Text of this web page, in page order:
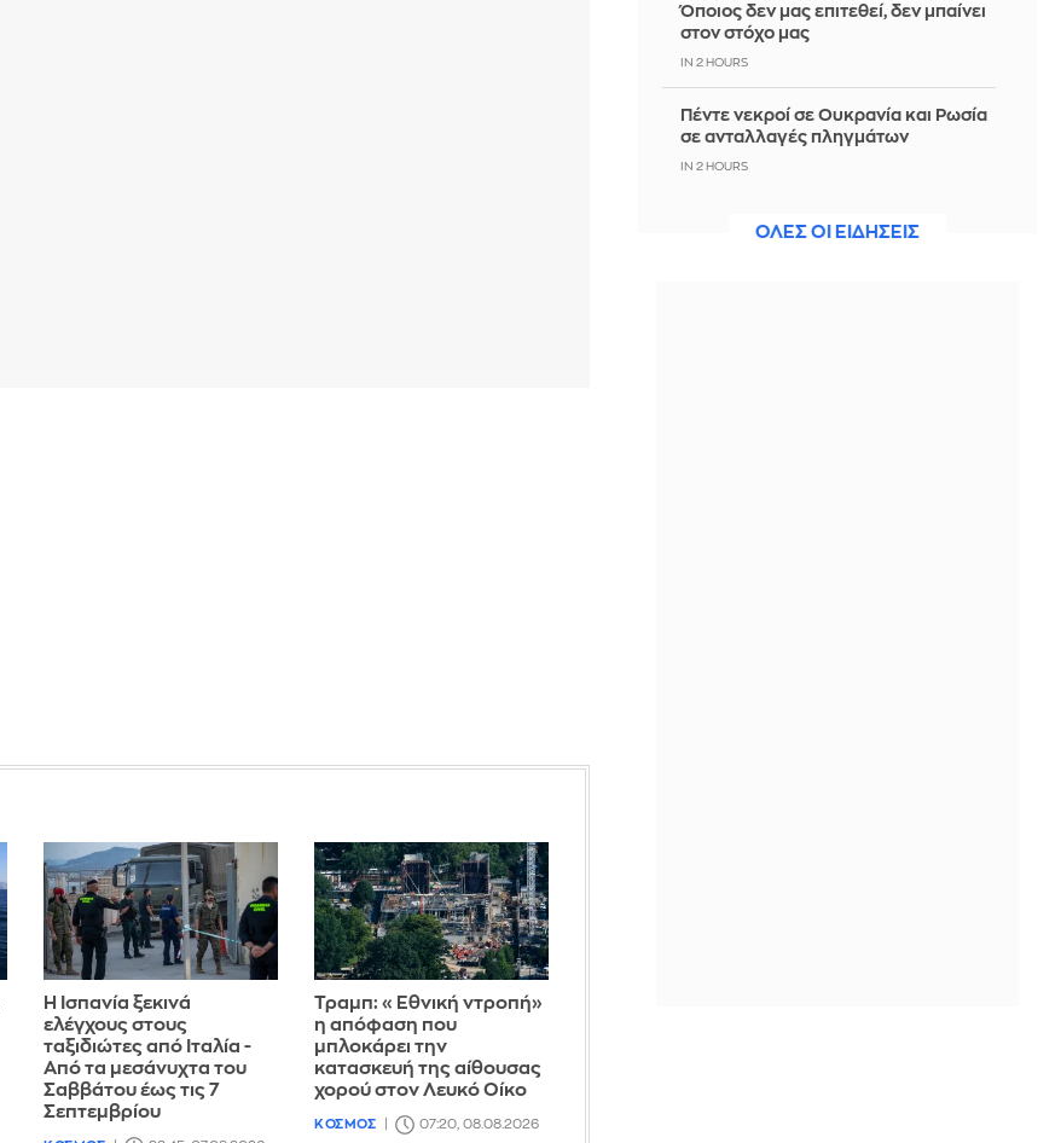
Η Ισπανία ξεκινά
ελέγχους στους
ταξιδιώτες από Ιταλία -
Από τα μεσάνυχτα του
Σαββάτου έως τις 7
Σεπτεμβρίου
Τραμπ: «Εθνική ντροπή»
η απόφαση που
μπλοκάρει την
κατασκευή της αίθουσας
χορού στον Λευκό Οίκο
ΚΟΣΜΟΣ 07:20, 08.08.2026
Όποιος δεν μας επιτεθεί, δεν μπαίνει
στον στόχο μας
IN 2 HOURS
Πέντε νεκροί σε Ουκρανία και Ρωσία
σε ανταλλαγές πληγμάτων
IN 2 HOURS
πινακίδες και... μεθυσμένος
ΟΛΕΣ ΟΙ ΕΙΔΗΣΕΙΣ